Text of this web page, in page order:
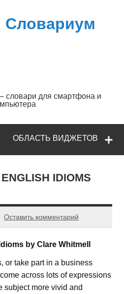
Словариум
словари для смартфона и
ОБЛАСТЬ ВИДЖЕТОВ
IDIOMS
Оставить комментарий
by Clare Whitmell
or take part in a business
across lots of expressions
subject more vivid and